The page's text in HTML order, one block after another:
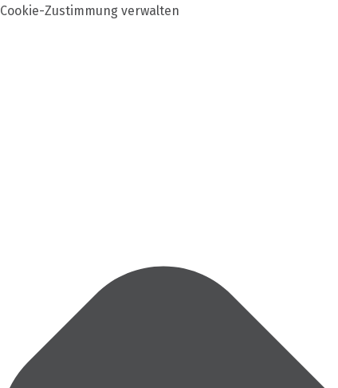
Cookie-Zustimmung verwalten